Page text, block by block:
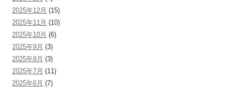
2025年12月 (15)
2025年11月 (10)
2025年10月 (6)
2025年9月 (3)
2025年8月 (3)
2025年7月 (11)
2025年6月 (7)